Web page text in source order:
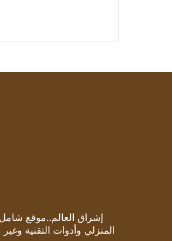
إشراق العالم..موقع شامل
المنزلي وأدوات التقنية